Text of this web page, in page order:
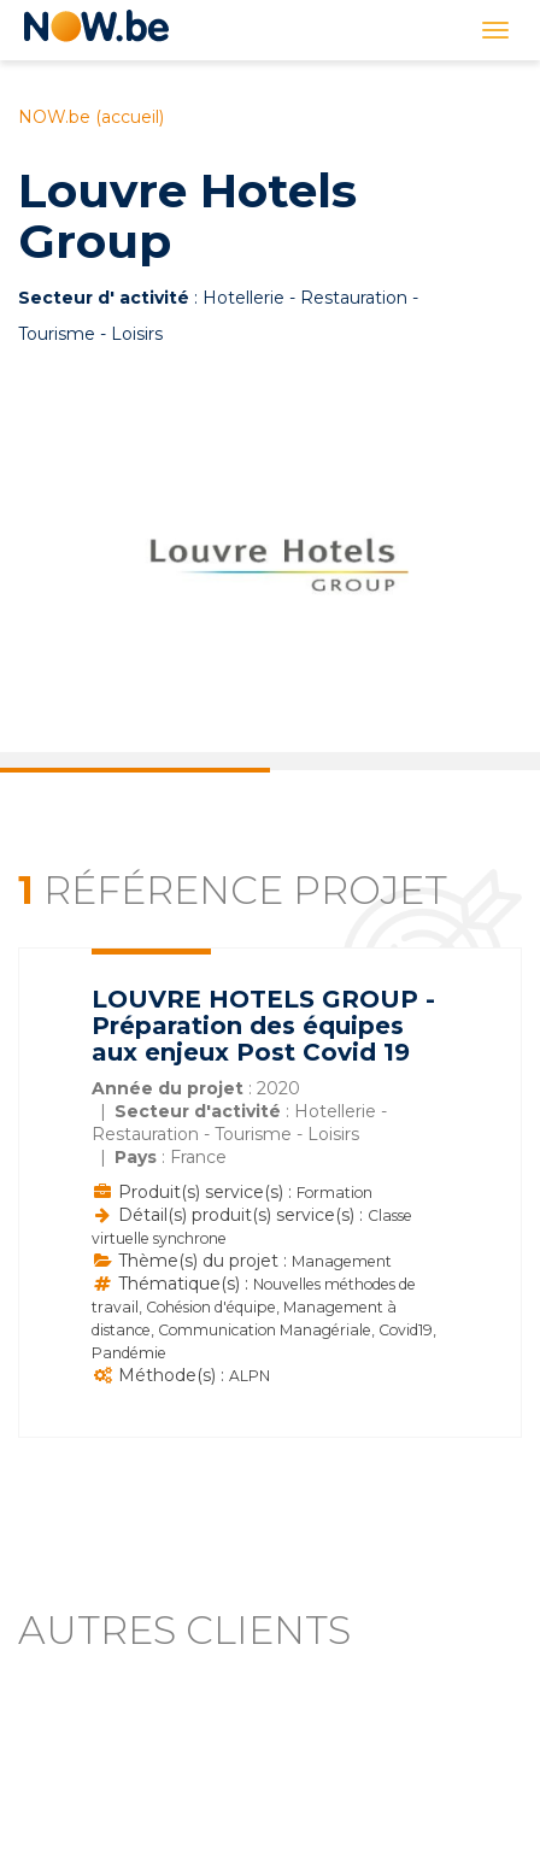
Lien
NOW.be (accueil)
Louvre Hotels
Group
Secteur d' activité : Hotellerie - Restauration -
Tourisme - Loisirs
1 RÉFÉRENCE PROJET
LOUVRE HOTELS GROUP -
Préparation des équipes
aux enjeux Post Covid 19
Année du projet : 2020
Secteur d'activité : Hotellerie -
Restauration - Tourisme - Loisirs
Pays : France
Produit(s) service(s) : Formation
Détail(s) produit(s) service(s) : Classe
virtuelle synchrone
Thème(s) du projet : Management
Thématique(s) : Nouvelles méthodes de
travail, Cohésion d'équipe, Management à
distance, Communication Managériale, Covid19,
Pandémie
Méthode(s) : ALPN
AUTRES CLIENTS